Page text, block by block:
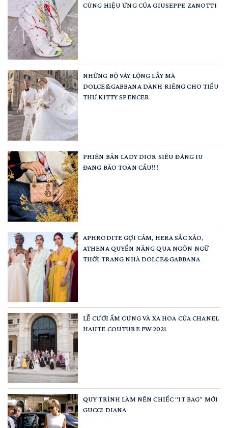
CÙNG HIỆU ỨNG CỦA GIUSEPPE ZANOTTI
NHỮNG BỘ VÁY LỘNG LẪY MÀ
DOLCE&GABBANA DÀNH RIÊNG CHO TIỂU
THƯ KITTY SPENCER
PHIÊN BẢN LADY DIOR SIÊU ĐÁNG IU
ĐANG BÃO TOÀN CẦU!!!
APHRODITE GỢI CẢM, HERA SẮC XẢO,
ATHENA QUYỀN NĂNG QUA NGÔN NGỮ
THỜI TRANG NHÀ DOLCE&GABBANA
LỄ CƯỚI ẤM CÚNG VÀ XA HOA CỦA CHANEL
HAUTE COUTURE FW 2021
QUY TRÌNH LÀM NÊN CHIẾC “IT BAG” MỚI
GUCCI DIANA